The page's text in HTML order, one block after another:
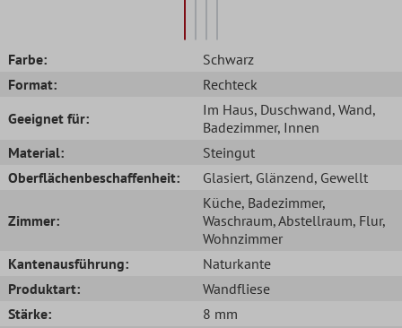
Farbe:
Schwarz
Format:
Rechteck
Geeignet für:
Im Haus, Duschwand, Wand,
Badezimmer, Innen
Material:
Steingut
Oberflächenbeschaffenheit:
Glasiert, Glänzend, Gewellt
Zimmer:
Küche, Badezimmer,
Waschraum, Abstellraum, Flur,
Wohnzimmer
Kantenausführung:
Naturkante
Produktart:
Wandfliese
Stärke:
8 mm